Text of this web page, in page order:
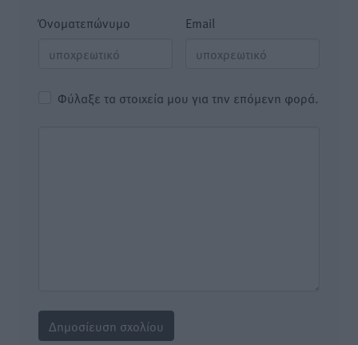
Όνοματεπώνυμο Email
Φύλαξε τα στοιχεία μου για την επόμενη φορά.